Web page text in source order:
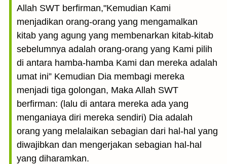
Allah SWT berfirman,"Kemudian Kami
menjadikan orang-orang yang mengamalkan
kitab yang agung yang membenarkan kitab-kitab
sebelumnya adalah orang-orang yang Kami pilih
di antara hamba-hamba Kami dan mereka adalah
umat ini” Kemudian Dia membagi mereka
menjadi tiga golongan, Maka Allah SWT
berfirman: (lalu di antara mereka ada yang
menganiaya diri mereka sendiri) Dia adalah
orang yang melalaikan sebagian dari hal-hal yang
diwajibkan dan mengerjakan sebagian hal-hal
yang diharamkan.